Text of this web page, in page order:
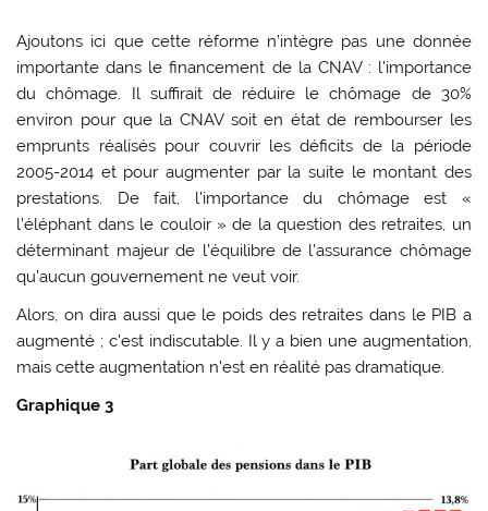
Ajoutons ici que cette réforme n’intègre pas une donnée
importante dans le financement de la CNAV : l’importance
du chômage. Il suffirait de réduire le chômage de 30%
environ pour que la CNAV soit en état de rembourser les
emprunts réalisés pour couvrir les déficits de la période
2005-2014 et pour augmenter par la suite le montant des
prestations. De fait, l’importance du chômage est «
l’éléphant dans le couloir » de la question des retraites, un
déterminant majeur de l’équilibre de l’assurance chômage
qu’aucun gouvernement ne veut voir.
Alors, on dira aussi que le poids des retraites dans le PIB a
augmenté ; c’est indiscutable. Il y a bien une augmentation,
mais cette augmentation n’est en réalité pas dramatique.
Graphique 3